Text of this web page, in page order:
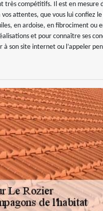
très compétitifs. Il est en mesure
attentes, que vous lui confiez
en ardoise, en fibrociment ou
et pour connaître ses
à son site internet ou l’appeler